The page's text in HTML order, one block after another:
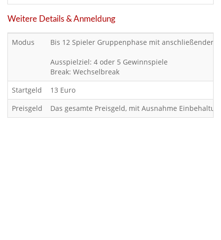
Weitere Details & Anmeldung
Modus Bis 12 Spieler Gruppenphase mit anschließender
Ausspielziel: 4 oder 5 Gewinnspiele
Break: Wechselbreak
Startgeld
13 Euro
Preisgeld
Das gesamte Preisgeld, mit Ausnahme